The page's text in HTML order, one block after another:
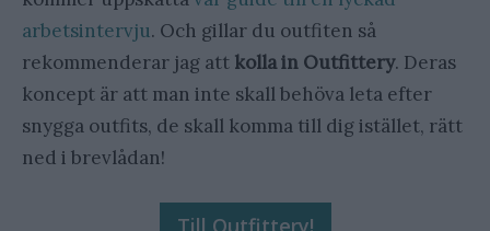
arbetsintervju. Och gillar du outfiten så
rekommenderar jag att kolla in Outfittery. Deras
koncept är att man inte skall behöva leta efter
snygga outfits, de skall komma till dig istället, rätt
ned i brevlådan!
Till Outfittery!